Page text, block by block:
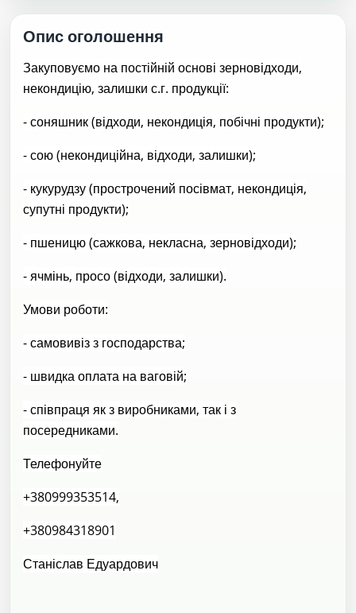
Опис оголошення
Закуповуємо на постійній основі зерновідходи,
некондицію, залишки с.г. продукції:
- соняшник (відходи, некондиція, побічні продукти);
- сою (некондиційна, відходи, залишки);
- кукурудзу (прострочений посівмат, некондиція,
супутні продукти);
- пшеницю (сажкова, некласна, зерновідходи);
- ячмінь, просо (відходи, залишки).
Умови роботи:
- самовивіз з господарства;
- швидка оплата на ваговій;
- співпраця як з виробниками, так і з
посередниками.
Телефонуйте
+380999353514,
+380984318901
Станіслав Едуардович